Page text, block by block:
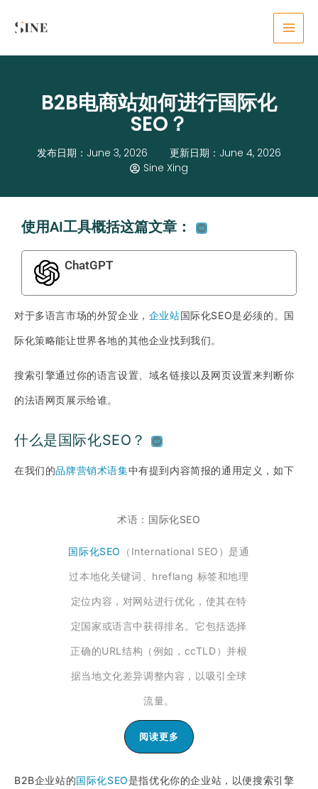
B2B电商站如何进行国际化
SEO？
发布日期：June 3, 2026
更新日期：June 4, 2026
Sine Xing
使用AI工具概括这篇文章：
ChatGPT
对于多语言市场的外贸企业， 企业站国际化SEO是必须的。国
际化策略能让世界各地的其他企业找到我们。
搜索引擎通过你的语言设置、域名链接以及网页设置来判断你
的法语网页展示给谁。
什么是国际化SEO？
在我们的品牌营销术语集中有提到内容简报的通用定义，如下
术语：国际化SEO
国际化SEO （International SEO）是通
过本地化关键词、hreflang 标签和地理
定位内容，对网站进行优化，使其在特
定国家或语言中获得排名。它包括选择
正确的URL结构（例如，ccTLD）并根
据当地文化差异调整内容，以吸引全球
流量。
阅读更多
B2B企业站的国际化SEO是指优化你的企业站，以便搜索引擎